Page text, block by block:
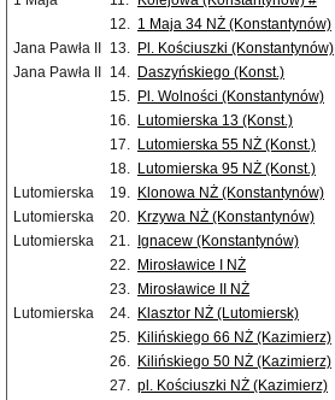
12. 1 Maja 34 NŻ (Konstantynów)
Jana Pawła II
13. Pl. Kościuszki (Konstantynów)
Jana Pawła II
14. Daszyńskiego (Konst.)
15. Pl. Wolności (Konstantynów)
16. Lutomierska 13 (Konst.)
17. Lutomierska 55 NŻ (Konst.)
18. Lutomierska 95 NŻ (Konst.)
Lutomierska
19. Klonowa NŻ (Konstantynów)
Lutomierska
20. Krzywa NŻ (Konstantynów)
Lutomierska
21.
Ignacew (Konstantynów)
22. Mirosławice I NŻ
23. Mirosławice II NŻ
Lutomierska
24. Klasztor NŻ (Lutomiersk)
25. Kilińskiego 66 NŻ (Kazimierz)
26. Kilińskiego 50 NŻ (Kazimierz)
27. pl. Kościuszki NŻ (Kazimierz)